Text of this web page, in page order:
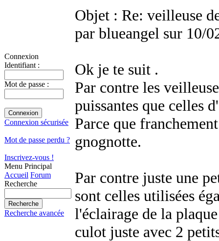
Connexion
Identifiant :
Mot de passe :
Connexion sécurisée
Mot de passe perdu ?
Inscrivez-vous !
Menu Principal
Accueil Forum
Recherche
Recherche avancée
Objet : Re: veilleuse
par blueangel sur 10/
Ok je te suit .
Par contre les
puissantes que celles
Parce que
gnognotte.
Par contre juste une
sont celles utilisées
l'éclairage de la
culot juste avec 2